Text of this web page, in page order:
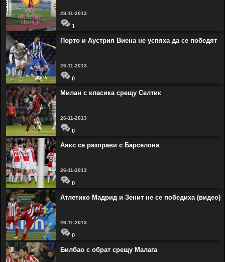
28-11-2013
1
Порто и Аустрия Виена не успяха да се победят
26-11-2013
0
Милан с класика срещу Селтик
26-11-2013
0
Аякс се разправи с Барселона
26-11-2013
0
Атлетико Мадрид и Зенит не се победиха (видео)
26-11-2013
0
Билбао с обрат срещу Малага